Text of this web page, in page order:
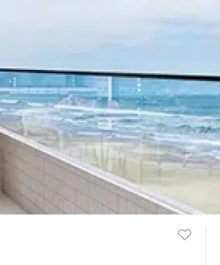
Perfil Verificado
Anunciar imóveis